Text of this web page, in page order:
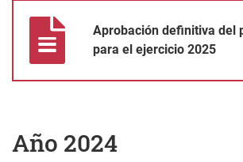
Aprobación definitiva del
para el ejercicio 2025
Año 2024